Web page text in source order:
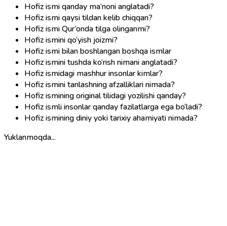
Hofiz ismi qanday ma’noni anglatadi?
Hofiz ismi qaysi tildan kelib chiqqan?
Hofiz ismi Qur’onda tilga olinganmi?
Hofiz ismini qo‘yish joizmi?
Hofiz ismi bilan boshlangan boshqa ismlar
Hofiz ismini tushda ko‘rish nimani anglatadi?
Hofiz ismidagi mashhur insonlar kimlar?
Hofiz ismini tanlashning afzalliklari nimada?
Hofiz ismining original tilidagi yozilishi qanday?
Hofiz ismli insonlar qanday fazilatlarga ega bo‘ladi?
Hofiz ismining diniy yoki tarixiy ahamiyati nimada?
Yuklanmoqda...